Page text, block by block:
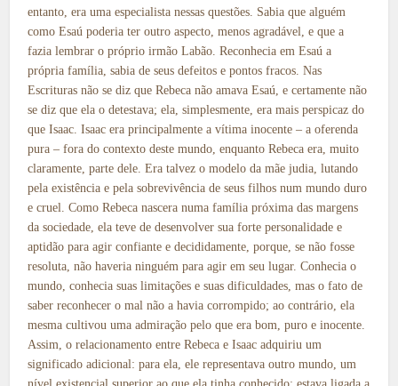
entanto, era uma especialista nessas questões. Sabia que alguém
como Esaú poderia ter outro aspecto, menos agradável, e que a
fazia lembrar o próprio irmão Labão. Reconhecia em Esaú a
própria família, sabia de seus defeitos e pontos fracos. Nas
Escrituras não se diz que Rebeca não amava Esaú, e certamente não
se diz que ela o detestava; ela, simplesmente, era mais perspicaz do
que Isaac. Isaac era principalmente a vítima inocente – a oferenda
pura – fora do contexto deste mundo, enquanto Rebeca era, muito
claramente, parte dele. Era talvez o modelo da mãe judia, lutando
pela existência e pela sobrevivência de seus filhos num mundo duro
e cruel. Como Rebeca nascera numa família próxima das margens
da sociedade, ela teve de desenvolver sua forte personalidade e
aptidão para agir confiante e decididamente, porque, se não fosse
resoluta, não haveria ninguém para agir em seu lugar. Conhecia o
mundo, conhecia suas limitações e suas dificuldades, mas o fato de
saber reconhecer o mal não a havia corrompido; ao contrário, ela
mesma cultivou uma admiração pelo que era bom, puro e inocente.
Assim, o relacionamento entre Rebeca e Isaac adquiriu um
significado adicional: para ela, ele representava outro mundo, um